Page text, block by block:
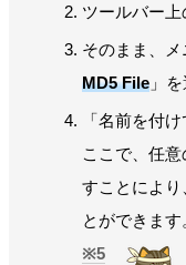
ツールバー上
そのまま、
MD5 File 」
「名前を付
ここで、任
すことにより
とができます
5